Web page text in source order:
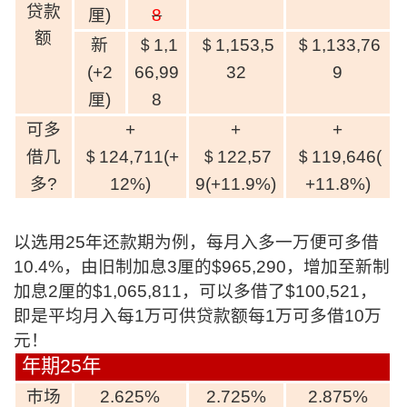
贷款
额
厘)
8
新
(+2
厘)
＄1,1
66,99
8
＄1,153,5
32
＄1,133,76
9
可多
借几
多?
+
＄124,711(+
12%)
+
＄122,57
9(+11.9%)
+
＄119,646(
+11.8%)
以选用25年还款期为例，每月入多一万便可多借
10.4%，由旧制加息3厘的$965,290，增加至新制
加息2厘的$1,065,811，可以多借了$100,521，
即是平均月入每1万可供贷款额每1万可多借10万
元！
年期25年
巿场
2.625% 2.725% 2.875%